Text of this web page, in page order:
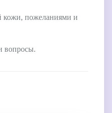
кожи, пожеланиями и
вопросы.